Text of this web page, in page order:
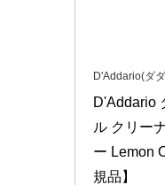
D'Addario(ダ
D'Addario
ル クリー
ー Lemon
規品】